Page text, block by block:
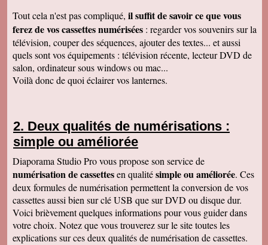
Bonjour, super ! Suite au super résultat de la
première cassette, mes grands-parents ont
décidé de toutes les faire pour pouvoir voir a
nouveau ces souvenirs sur la télé :)
Cordialement
Cécile M
Bonjour. Je viens de recevoir le colis et je suis
en train de regarder les films sur mon ordinateur.
Amandine L
Bonjour nous avons bien reçus les cassettes et
les vidéos sont supers ! Merci beaucoup
Cordialement,
Jean-Marie B
Colis bien reçu ça marche en direct sur la TV.
Merci beaucoup. Des amis vont vous contacter
de ma part. Bonne continuation
Alain L
Le service aux clients est un art Mme Masse
est une artiste qui aime son métier et se soucie
Tout cela n'est pas compliqué, il suffit de savoir ce que vous
ferez de vos cassettes numérisées : regarder vos souvenirs sur la
télévision, couper des séquences, ajouter des textes... et aussi
quels sont vos équipements : télévision récente, lecteur DVD de
salon, ordinateur sous windows ou mac...
Voilà donc de quoi éclairer vos lanternes.
Deux qualités de numérisations :
simple ou améliorée
Diaporama Studio Pro vous propose son service de
numérisation de cassettesen qualitésimple ou améliorée. Ces
deux formules de numérisation permettent la conversion de vos
cassettes aussi bien sur clé USB que sur DVD ou disque dur.
Voici brièvement quelques informations pour vous guider dans
votre choix. Notez que vous trouverez sur le site toutes les
explications sur ces deux qualités de numérisation de cassettes.